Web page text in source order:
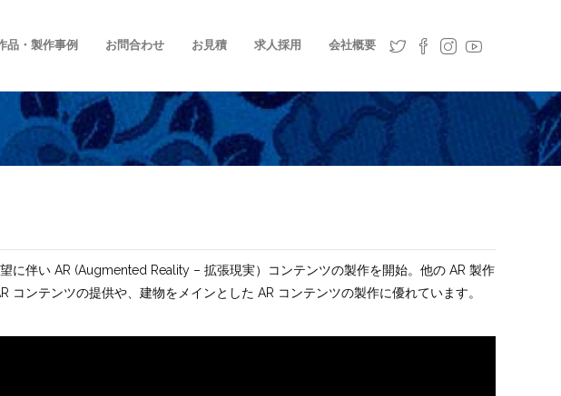
品・製作事例 お問合わせ お見積 求人採用 会社概要
に伴い AR (Augmented Reality – 拡張現実）コンテンツの製作を開始。他の AR 製作
ンテンツの提供や、建物をメインとした AR コンテンツの製作に優れています。